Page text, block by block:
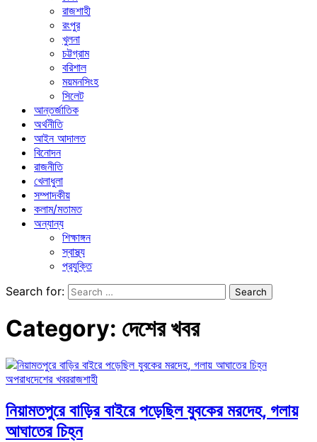
রাজশাহী
রংপুর
খুলনা
চট্টগ্রাম
বরিশাল
ময়মনসিংহ
সিলেট
আন্তর্জাতিক
অর্থনীতি
আইন আদালত
বিনোদন
রাজনীতি
খেলাধুলা
সম্পাদকীয়
কলাম/মতামত
অন্যান্য
শিক্ষাঙ্গন
স্বাস্থ্য
প্রযুক্তি
Search for:
Category: দেশের খবর
অপরাধদেশের খবররাজশাহী
নিয়ামতপুরে বাড়ির বাইরে পড়েছিল যুবকের মরদেহ, গলায়
আঘাতের চিহ্ন